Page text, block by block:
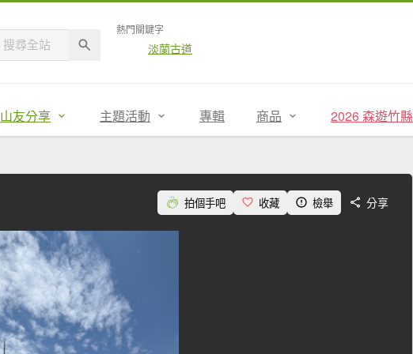
熱門關鍵字
淡蘭古道
山友分享 主題活動 專輯 商品 2026 森遊竹縣
拍個手吧 收藏 檢舉 分享